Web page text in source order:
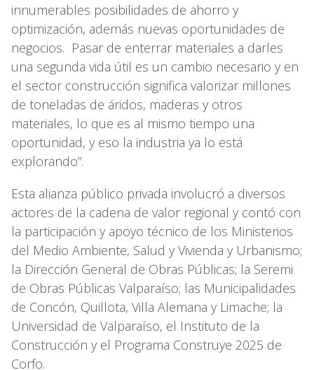
innumerables posibilidades de ahorro y
optimización, además nuevas oportunidades de
negocios. Pasar de enterrar materiales a darles
una segunda vida útil es un cambio necesario y en
el sector construcción significa valorizar millones
de toneladas de áridos, maderas y otros
materiales, lo que es al mismo tiempo una
oportunidad, y eso la industria ya lo está
explorando”.
Esta alianza público privada involucró a diversos
actores de la cadena de valor regional y contó con
la participación y apoyo técnico de los Ministerios
del Medio Ambiente, Salud y Vivienda y Urbanismo;
la Dirección General de Obras Públicas; la Seremi
de Obras Públicas Valparaíso; las Municipalidades
de Concón, Quillota, Villa Alemana y Limache; la
Universidad de Valparaíso, el Instituto de la
Construcción y el Programa Construye 2025 de
Corfo.